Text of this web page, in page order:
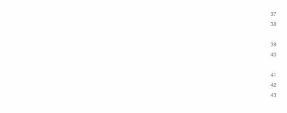
37
38
39
40
41
42
43